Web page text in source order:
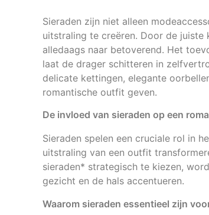
Sieraden zijn niet alleen
uitstraling te creëren. Door de juiste
alledaags naar betoverend. Het
laat de drager schitteren in
delicate kettingen, elegante
romantische outfit geven.
De invloed van sieraden op een
Sieraden spelen een cruciale rol in
uitstraling van een outfit
sieraden* strategisch te kiezen,
gezicht en de hals accentueren.
Waarom sieraden essentieel zijn